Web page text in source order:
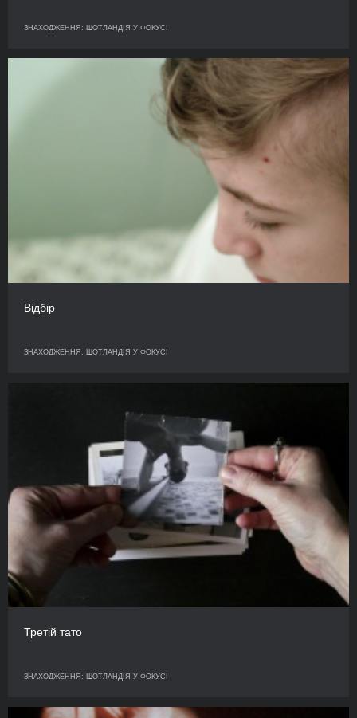
ЗНАХОДЖЕННЯ: ШОТЛАНДІЯ У ФОКУСІ
Відбір
ЗНАХОДЖЕННЯ: ШОТЛАНДІЯ У ФОКУСІ
Третій тато
ЗНАХОДЖЕННЯ: ШОТЛАНДІЯ У ФОКУСІ